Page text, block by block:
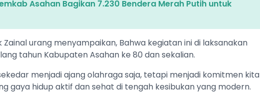
Asahan Bagikan 7.230 Bendera Merah Putih untuk
urang menyampaikan, Bahwa kegiatan ini di laksanakan
tahun Kabupaten Asahan ke 80 dan sekalian.
menjadi ajang olahraga saja, tetapi menjadi komitmen kita
gaya hidup aktif dan sehat di tengah kesibukan yang modern.